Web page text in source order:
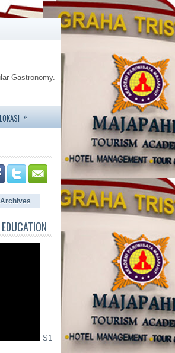
Gastronomy.
»
Archives
S1